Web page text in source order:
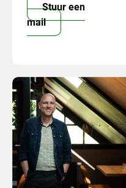
Stuur een
mail